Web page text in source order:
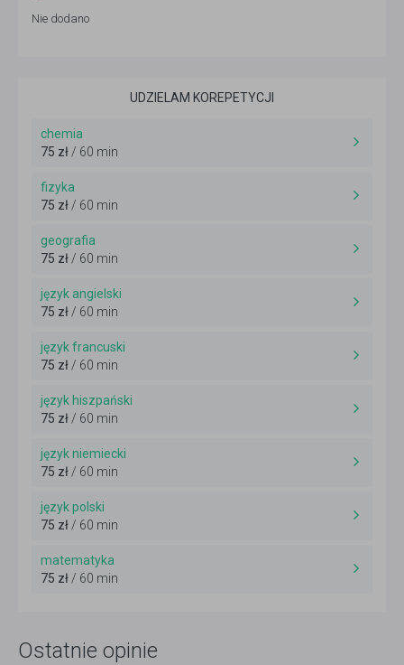
Nie dodano
UDZIELAM KOREPETYCJI
chemia
75 zł/ 60 min
fizyka
75 zł/ 60 min
geografia
75 zł/ 60 min
język angielski
75 zł/ 60 min
język francuski
75 zł/ 60 min
język hiszpański
75 zł/ 60 min
język niemiecki
75 zł/ 60 min
język polski
75 zł/ 60 min
matematyka
75 zł/ 60 min
Ostatnie opinie